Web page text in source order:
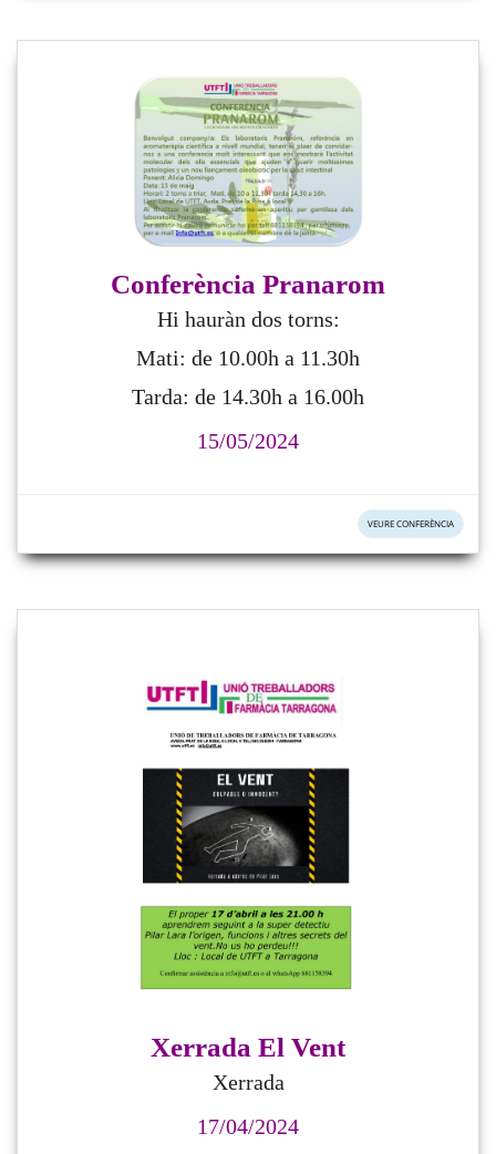
Conferència Pranarom
Hi hauràn dos torns:
Mati: de 10.00h a 11.30h
Tarda: de 14.30h a 16.00h
15/05/2024
VEURE CONFERÈNCIA
Xerrada El Vent
Xerrada
17/04/2024